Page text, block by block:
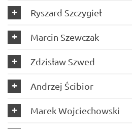
Ryszard Szczygieł
Marcin Szewczak
Zdzisław Szwed
Andrzej Ścibior
Marek Wojciechowski